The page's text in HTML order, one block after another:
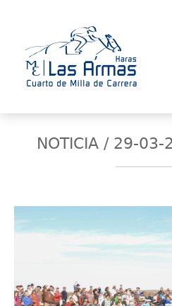
NOTICIA / 29-